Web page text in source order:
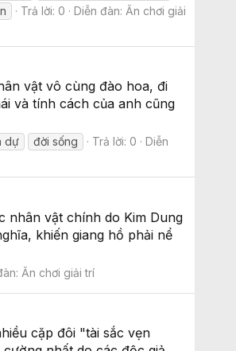
Trả lời: 0 Diễn đàn: Ăn chơi giải
vật vô cùng đào hoa, đi
và tính cách của anh cũng
dự đời sống Trả lời: 0
Diễn
nhân vật chính do Kim Dung
khiến giang hồ phải nể
Ăn chơi giải trí
cặp đôi "tài sắc vẹn